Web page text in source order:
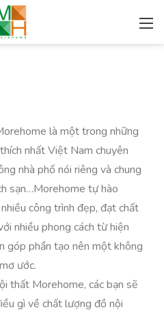
là một trong những
nhất Việt Nam chuyên
nhà phố nói riêng và chung
sạn…Morehome tự hào
công trình đẹp, đạt chất
nhiều phong cách từ hiện
góp phần tạo nên một không
ước.
thất Morehome, các bạn sẽ
gì về chất lượng đồ nội